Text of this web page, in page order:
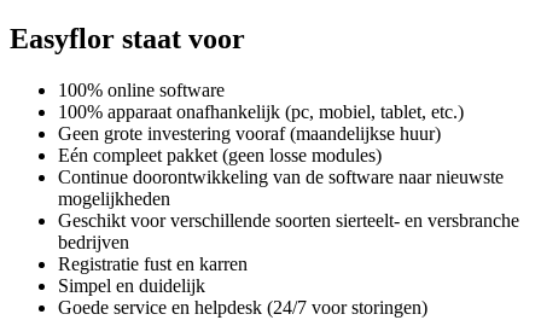
Easyflor staat voor
100% online software
100% apparaat onafhankelijk (pc, mobiel, tablet, etc.)
Geen grote investering vooraf (maandelijkse huur)
Eén compleet pakket (geen losse modules)
Continue doorontwikkeling van de software naar nieuwste
mogelijkheden
Geschikt voor verschillende soorten sierteelt- en versbranche
bedrijven
Registratie fust en karren
Simpel en duidelijk
Goede service en helpdesk (24/7 voor storingen)